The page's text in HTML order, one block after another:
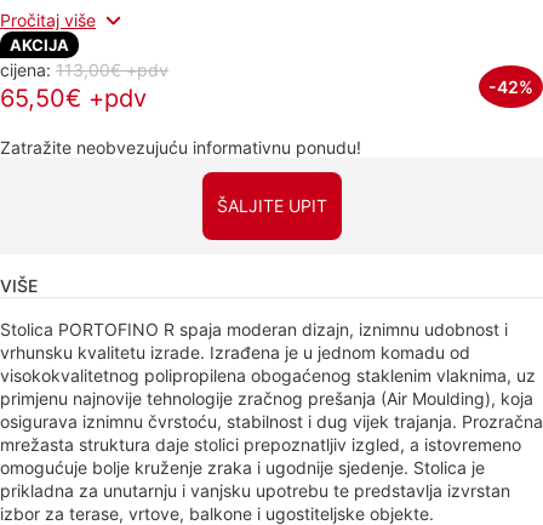
Pročitaj više
AKCIJA
cijena: 113,00€ +pdv
65,50€ +pdv -42%
Zatražite neobvezujuću informativnu ponudu!
ŠALJITE UPIT
VIŠE
Stolica PORTOFINO R spaja moderan dizajn, iznimnu udobnost i
vrhunsku kvalitetu izrade. Izrađena je u jednom komadu od
visokokvalitetnog polipropilena obogaćenog staklenim vlaknima, uz
primjenu najnovije tehnologije zračnog prešanja (Air Moulding), koja
osigurava iznimnu čvrstoću, stabilnost i dug vijek trajanja. Prozračna
mrežasta struktura daje stolici prepoznatljiv izgled, a istovremeno
omogućuje bolje kruženje zraka i ugodnije sjedenje. Stolica je
prikladna za unutarnju i vanjsku upotrebu te predstavlja izvrstan
izbor za terase, vrtove, balkone i ugostiteljske objekte.